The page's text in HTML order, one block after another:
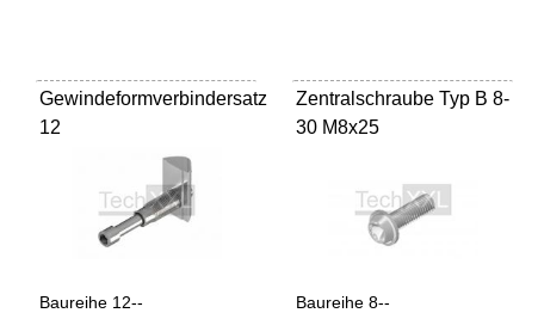
Gewindeformverbindersatz
12
Baureihe 12--
Zentralschraube Typ B 8-
30 M8x25
Baureihe 8--